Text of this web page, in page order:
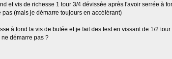
et vis de richesse 1 tour 3/4 dévissée après l'avoir serrée à
(mais je démarre toujours en accélérant)
à fond la vis de butée et je fait des test en vissant de 1/2
démarre pas ?